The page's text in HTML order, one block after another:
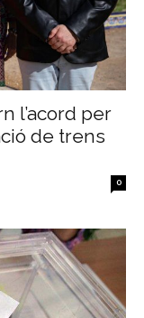
l’acord per
de trens
0